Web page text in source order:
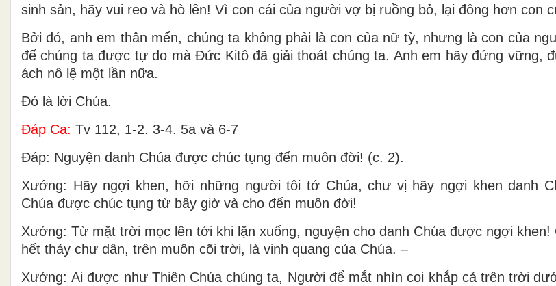
sinh sản, hãy vui reo và hò lên! Vì con cái của người vợ bị ruồng bỏ, lại đông hơn con
Bởi đó, anh em thân mến, chúng ta không phải là con của nữ tỳ, nhưng là con của
để chúng ta được tự do mà Ðức Kitô đã giải thoát chúng ta. Anh em hãy đứng vững,
ách nô lệ một lần nữa.
Ðó là lời Chúa.
Ðáp Ca: Tv 112, 1-2. 3-4. 5a và 6-7
Ðáp: Nguyện danh Chúa được chúc tụng đến muôn đời! (c. 2).
Xướng: Hãy ngợi khen, hỡi những người tôi tớ Chúa, chư vị hãy ngợi khen danh
Chúa được chúc tụng từ bây giờ và cho đến muôn đời!
Xướng: Từ mặt trời mọc lên tới khi lặn xuống, nguyện cho danh Chúa được ngợi khen!
hết thảy chư dân, trên muôn cõi trời, là vinh quang của Chúa. –
Xướng: Ai được như Thiên Chúa chúng ta, Người để mắt nhìn coi khắp cả trên trời